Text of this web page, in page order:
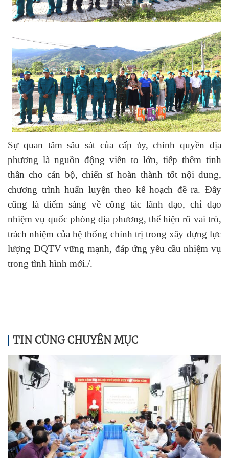
Sự quan tâm sâu sát của cấp ủy, chính quyền địa
phương là nguồn động viên to lớn, tiếp thêm tinh
thần cho cán bộ, chiến sĩ hoàn thành tốt nội dung,
chương trình huấn luyện theo kế hoạch đề ra. Đây
cũng là điểm sáng về công tác lãnh đạo, chỉ đạo
nhiệm vụ quốc phòng địa phương, thể hiện rõ vai trò,
trách nhiệm của hệ thống chính trị trong xây dựng lực
lượng DQTV vững mạnh, đáp ứng yêu cầu nhiệm vụ
trong tình hình mới./.
TIN CÙNG CHUYÊN MỤC